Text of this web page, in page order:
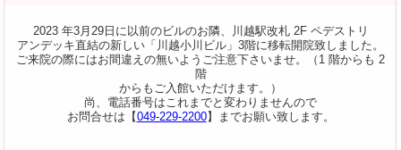
2023 年3月29日に以前のビルのお隣、川越駅改札 2F ペデストリ
アンデッキ直結の新しい「川越小川ビル」3階に移転開院致しました。
ご来院の際にはお間違えの無いようご注意下さいませ。（1 階からも 2
階
からもご入館いただけます。）
尚、電話番号はこれまでと変わりませんので
お問合せは【049-229-2200】までお願い致します。